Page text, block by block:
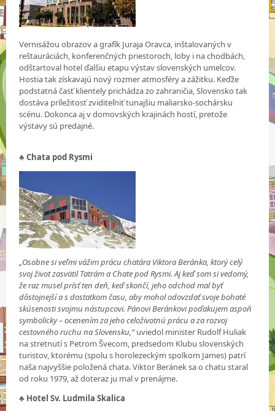
Vernisážou obrazov a grafík Juraja Oravca, inštalovaných v
reštauráciách, konferenčných priestoroch, loby i na chodbách,
odštartoval hotel ďalšiu etapu výstav slovenských umelcov.
Hostia tak získavajú nový rozmer atmosféry a zážitku. Keďže
podstatná časť klientely prichádza zo zahraničia, Slovensko tak
dostáva príležitosť zviditeľniť tunajšiu maliarsko-sochársku
scénu. Dokonca aj v domovských krajinách hostí, pretože
výstavy sú predajné.
♣ Chata pod Rysmi
„Osobne si veľmi vážim prácu chatára Viktora Beránka, ktorý celý
svoj život zasvätil Tatrám a Chate pod Rysmi. Aj keď som si vedomý,
že raz musel prísť ten deň, keď skončí, jeho odchod mal byť
dôstojnejší a s dostatkom času, aby mohol odovzdať svoje bohaté
skúsenosti svojmu nástupcovi. Pánovi Beránkovi poďakujem aspoň
symbolicky – ocenením za jeho celoživotnú prácu a za rozvoj
cestovného ruchu na Slovensku,“uviedol minister Rudolf Huliak
na stretnutí s Petrom Švecom, predsedom Klubu slovenských
turistov, ktorému (spolu s horolezeckým spolkom James) patrí
naša najvyššie položená chata. Viktor Beránek sa o chatu staral
od roku 1979, až doteraz ju mal v prenájme.
♣ Hotel Sv. Ludmila Skalica